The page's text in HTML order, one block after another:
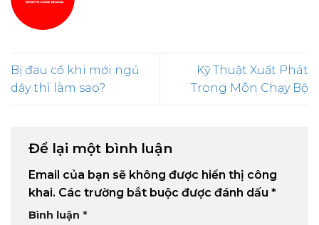
Bị đau cổ khi mới ngủ
dậy thì làm sao?
Kỹ Thuật Xuất Phát
Trong Môn Chạy Bộ
Để lại một bình luận
Email của bạn sẽ không được hiển thị công
khai. Các trường bắt buộc được đánh dấu *
Bình luận *